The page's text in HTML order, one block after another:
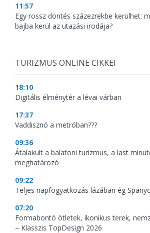
11:57
Egy rossz döntés százezrekbe kerülhet:
bajba kerül az utazási irodája?
TURIZMUS ONLINE CIKKEI
18:10
Digitális élménytér a lévai várban
17:37
Vaddisznó a metróban???
09:36
Átalakult a balatoni turizmus, a last
meghatározó
09:22
Teljes napfogyatkozás lázában ég
07:20
Formabontó ötletek, ikonikus terek,
– Klasszis TopDesign 2026